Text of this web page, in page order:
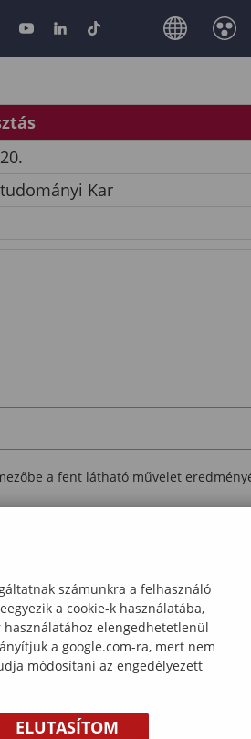
Kar
a fent látható művelet
számunkra a felhasználó
a cookie-k használatába,
elengedhetetlenül
a google.com-ra, mert nem
módosítani az engedélyezett
ELUTASÍTOM